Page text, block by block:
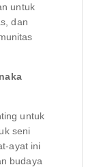
untuk
dan
untuk
seni
ayat ini
budaya